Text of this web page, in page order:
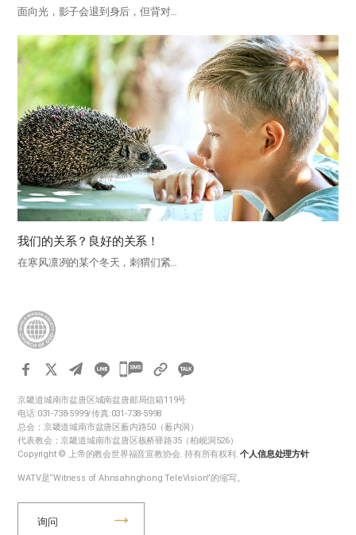
面向光，影子会退到身后，但背对…
我们的关系？良好的关系！
在寒风凛冽的某个冬天，刺猬们紧…
카
오
톡
공
하
京畿道城南市盆唐区城南盆唐邮局信箱119号
电话:031-738-5999/传真:031-738-5998
总会：京畿道城南市盆唐区薮内路50（薮内洞）
代表教会：京畿道城南市盆唐区板桥驿路35（柏岘洞526）
Copyright © 上帝的教会世界福音宣教协会. 持有所有权利.个人信息处理方针
WATV是“Witness of Ahnsahnghong TeleVision”的缩写。
询问